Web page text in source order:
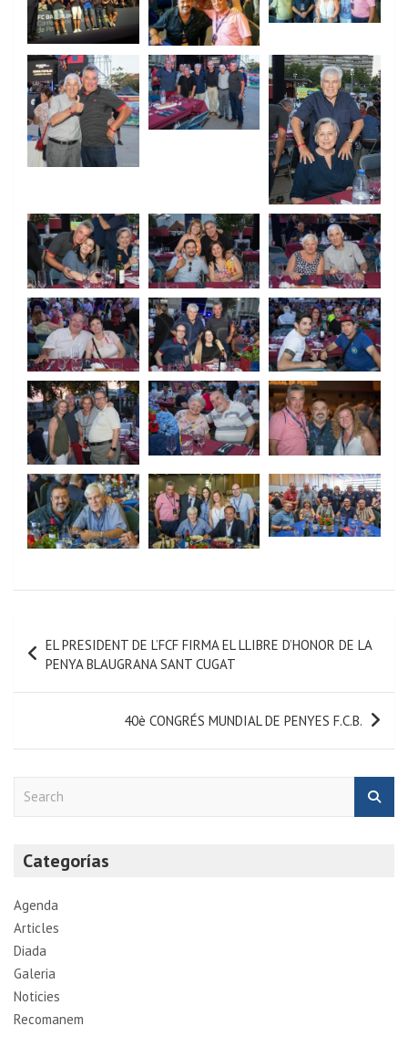
EL PRESIDENT DE L’FCF FIRMA EL LLIBRE D’HONOR DE LA
PENYA BLAUGRANA SANT CUGAT
40è CONGRÉS MUNDIAL DE PENYES F.C.B.
Categorías
Agenda
Articles
Diada
Galeria
Noticies
Recomanem